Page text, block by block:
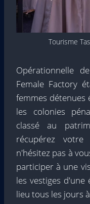
Tourisme
Opérationnelle
Female Factory
femmes détenues
les colonies
classé au
récupérez
n'hésitez pas à
participer à une
les vestiges
lieu tous les jours